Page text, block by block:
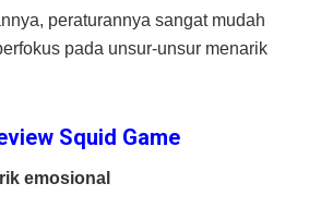
peraturannya sangat mudah
pada unsur-unsur menarik
Squid Game
emosional